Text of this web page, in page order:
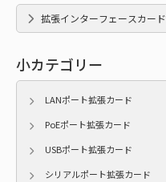
拡張インターフェースカード
小カテゴリー
LANポート拡張カード
PoEポート拡張カード
USBポート拡張カード
シリアルポート拡張カード